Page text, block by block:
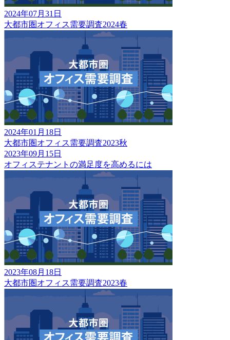
2024年07月31日
大都市圏オフィス需要調査2024春
2024年01月18日
大都市圏オフィス需要調査2023秋
2023年09月15日
オフィステナントの満足度を高めるには
2023年08月18日
大都市圏オフィス需要調査2023春